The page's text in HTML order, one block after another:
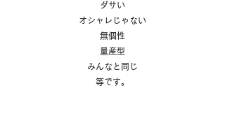
ダサい
オシャレじゃない
無個性
量産型
みんなと同じ
等です。